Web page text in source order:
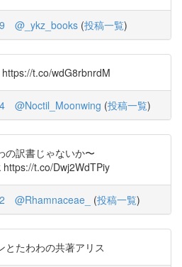
@_ykz_books (投稿一覧)
t.co/wdG8rbnrdM
@Noctil_Moonwing (投稿一覧)
の訳書じゃないか〜
t.co/Dwj2WdTPiy
@Rhamnaceae_ (投稿一覧)
とたわわの共著アリス